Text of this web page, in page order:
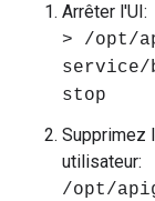
Arrêter l'UI:
> /opt/
service/
stop
Supprimez
utilisateur:
/opt/